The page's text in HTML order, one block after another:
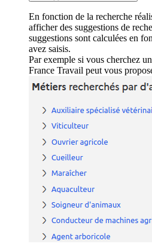
En fonction de la recherche
afficher des suggestions de
suggestions sont calculées en
avez saisis.
Par exemple si vous cherchez
France Travail peut vous